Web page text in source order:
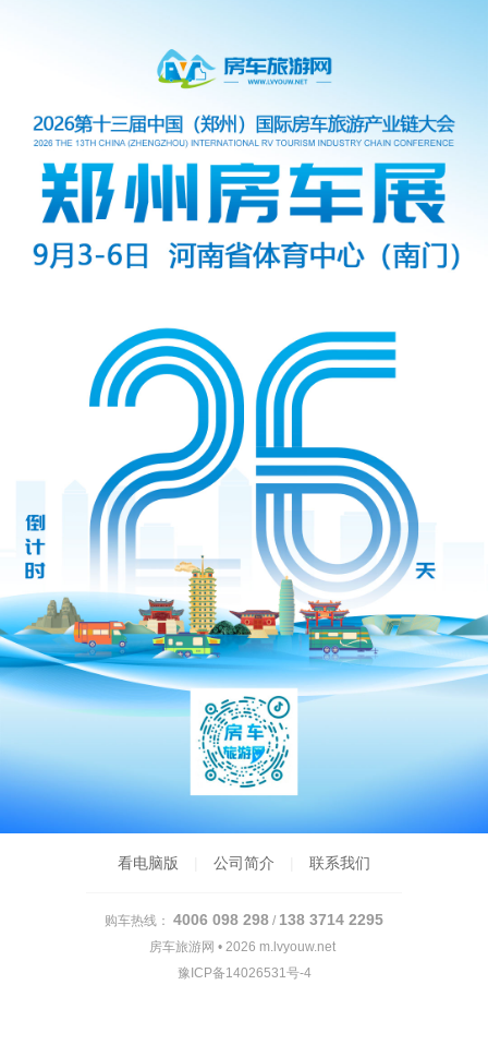
看电脑版 公司简介 联系我们
购车热线： 4006 098 298 / 138 3714 2295
房车旅游网 • 2026 m.lvyouw.net
豫ICP备14026531号-4